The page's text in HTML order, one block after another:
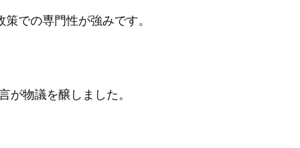
での専門性が強みです。
が物議を醸しました。